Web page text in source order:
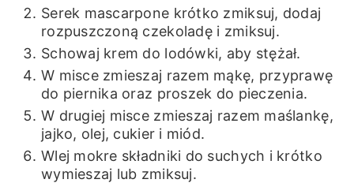
Serek mascarpone krótko zmiksuj, dodaj
rozpuszczoną czekoladę i zmiksuj.
Schowaj krem do lodówki, aby stężał.
W misce zmieszaj razem mąkę, przyprawę
do piernika oraz proszek do pieczenia.
W drugiej misce zmieszaj razem maślankę,
jajko, olej, cukier i miód.
Wlej mokre składniki do suchych i krótko
wymieszaj lub zmiksuj.